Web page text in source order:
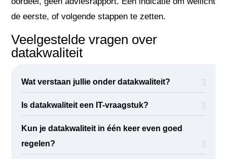
de eerste, of volgende stappen te zetten.
Veelgestelde vragen over
datakwaliteit
Wat verstaan jullie onder datakwaliteit?
Is datakwaliteit een IT-vraagstuk?
Kun je datakwaliteit in één keer even goed
regelen?